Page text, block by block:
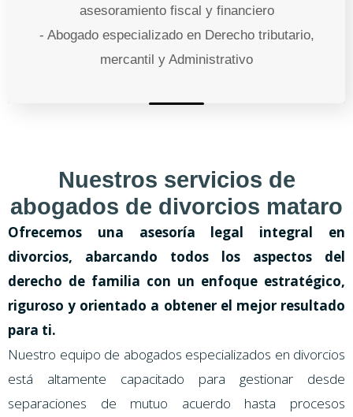
asesoramiento fiscal y financiero
- Abogado especializado en Derecho tributario,
mercantil y Administrativo
Nuestros servicios de
abogados de divorcios mataro
Ofrecemos una asesoría legal integral en
divorcios, abarcando todos los aspectos del
derecho de familia con un enfoque estratégico,
riguroso y orientado a obtener el mejor resultado
para ti.
Nuestro equipo de abogados especializados en divorcios
está altamente capacitado para gestionar desde
separaciones de mutuo acuerdo hasta procesos